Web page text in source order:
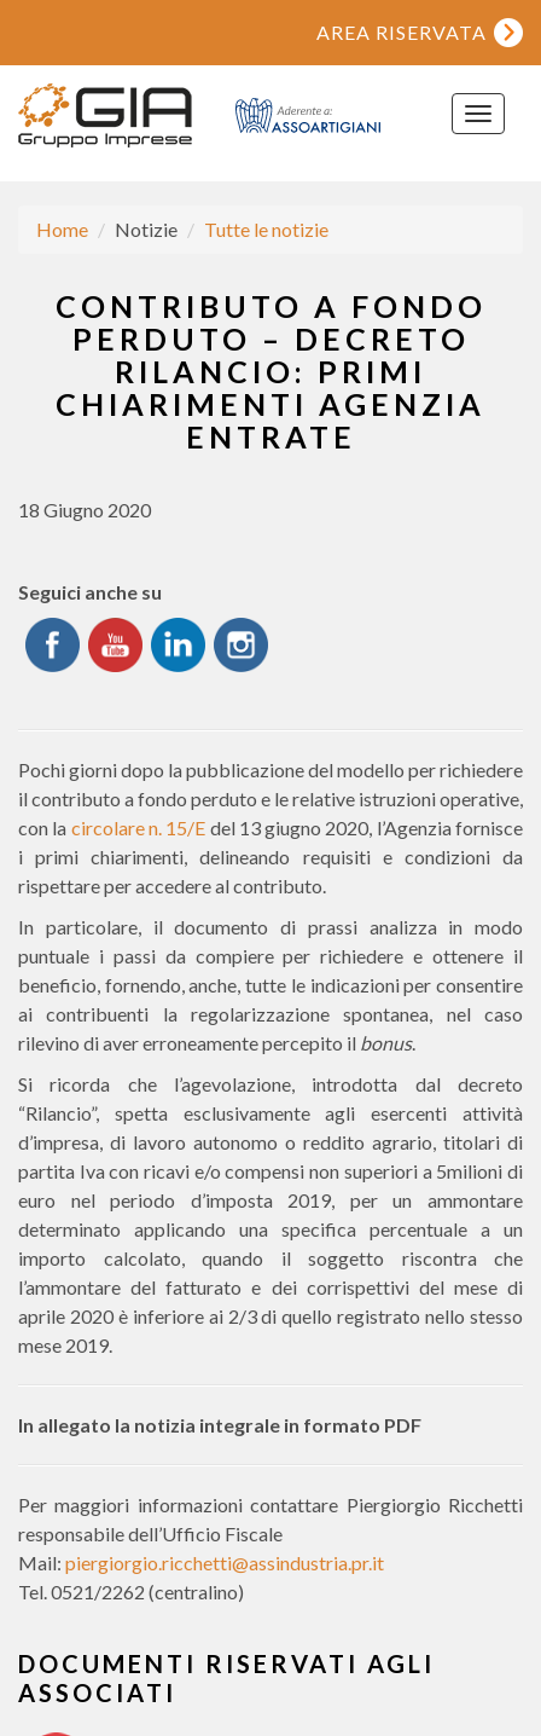
AREA RISERVATA
Toggle
Home Notizie Tutte le notizie
CONTRIBUTO A FONDO
PERDUTO – DECRETO
RILANCIO: PRIMI
CHIARIMENTI AGENZIA
ENTRATE
18 Giugno 2020
Seguici anche su
Pochi giorni dopo la pubblicazione del modello per richiedere
il contributo a fondo perduto e le relative istruzioni operative,
con la circolare n. 15/E del 13 giugno 2020, l’Agenzia fornisce
i primi chiarimenti, delineando requisiti e condizioni da
rispettare per accedere al contributo.
In particolare, il documento di prassi analizza in modo
puntuale i passi da compiere per richiedere e ottenere il
beneficio, fornendo, anche, tutte le indicazioni per consentire
ai contribuenti la regolarizzazione spontanea, nel caso
rilevino di aver erroneamente percepito il bonus.
Si ricorda che l’agevolazione, introdotta dal decreto
“Rilancio”, spetta esclusivamente agli esercenti attività
d’impresa, di lavoro autonomo o reddito agrario, titolari di
partita Iva con ricavi e/o compensi non superiori a 5milioni di
euro nel periodo d’imposta 2019, per un ammontare
determinato applicando una specifica percentuale a un
importo calcolato, quando il soggetto riscontra che
l’ammontare del fatturato e dei corrispettivi del mese di
aprile 2020 è inferiore ai 2/3 di quello registrato nello stesso
mese 2019.
In allegato la notizia integrale in formato PDF
Per maggiori informazioni contattare Piergiorgio Ricchetti
responsabile dell’Ufficio Fiscale
Mail: piergiorgio.ricchetti@assindustria.pr.it
Tel. 0521/2262 (centralino)
DOCUMENTI RISERVATI AGLI
ASSOCIATI